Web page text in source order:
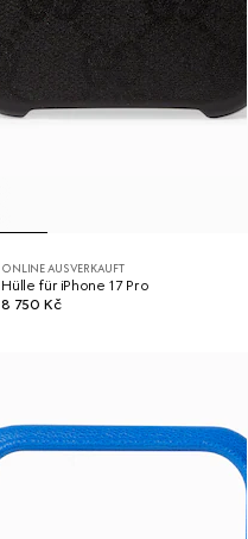
ONLINE AUSVERKAUFT
Hülle für iPhone 17 Pro
8 750 Kč